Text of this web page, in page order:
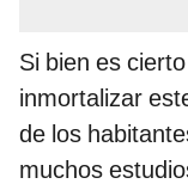
Si bien es
inmortalizar
de los
muchos